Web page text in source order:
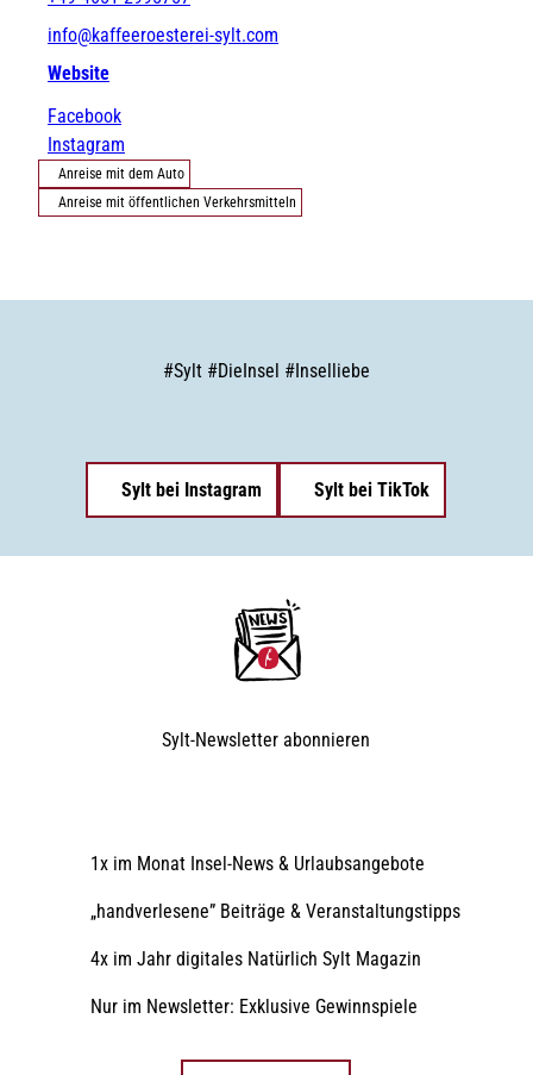
info@kaffeeroesterei-sylt.com
Website
Facebook
Instagram
Anreise mit dem Auto
Anreise mit öffentlichen Verkehrsmitteln
#Sylt #DieInsel #Inselliebe
Sylt bei Instagram Sylt bei TikTok
Sylt-Newsletter abonnieren
1x im Monat Insel-News & Urlaubsangebote
„handverlesene” Beiträge & Veranstaltungstipps
4x im Jahr digitales Natürlich Sylt Magazin
Nur im Newsletter: Exklusive Gewinnspiele